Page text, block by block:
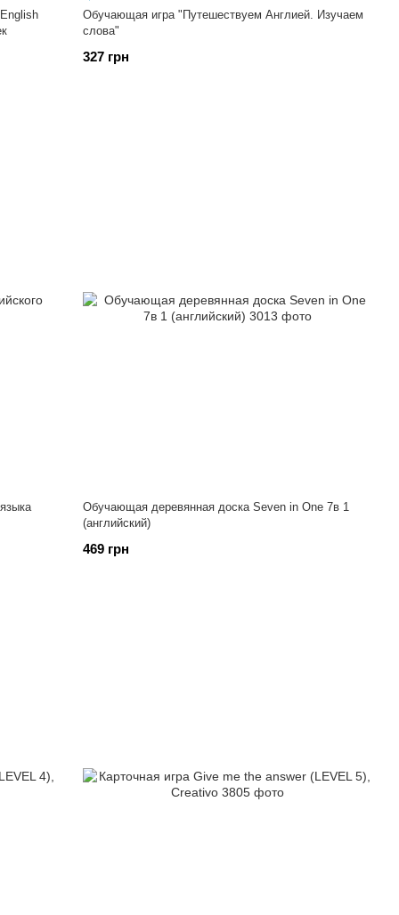
Обучающая игра "Путешествуем Англией. Изучаем
слова"
327 грн
Обучающая деревянная доска Seven in One 7в 1
(английский)
469 грн